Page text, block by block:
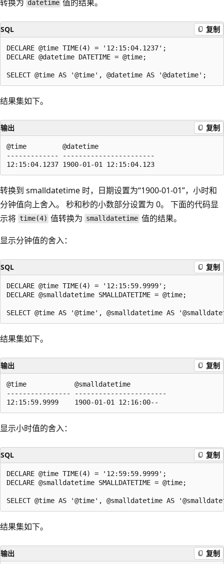
转换为 datetime 值的结果。
SQL 复制
DECLARE @time TIME(4) = '12:15:04.1237';
DECLARE @datetime DATETIME = @time;
结果集如下。
输出 复制
@time         @datetime
------------- -----------------------
转换到 smalldatetime 时，日期设置为“1900-01-01”，小时和
分钟值向上舍入。 秒和秒的小数部分设置为 0。 下面的代码显
示将 time(4) 值转换为 smalldatetime 值的结果。
显示分钟值的舍入：
SQL 复制
DECLARE @time TIME(4) = '12:15:59.9999';
DECLARE @smalldatetime SMALLDATETIME = @time;
结果集如下。
输出 复制
@time            @smalldatetime
---------------- -----------------------
显示小时值的舍入：
SQL 复制
DECLARE @time TIME(4) = '12:59:59.9999';
DECLARE @smalldatetime SMALLDATETIME = @time;
结果集如下。
输出 复制